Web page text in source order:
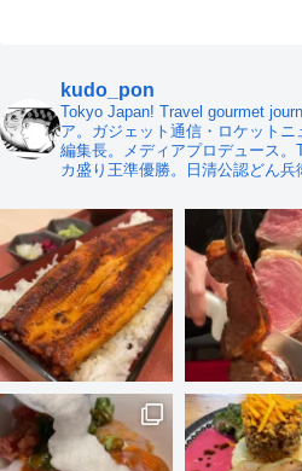
kudo_pon
Tokyo Japan! Travel gourmet
ア。ガジェット通信・ロケット
編集長。メディアプロデュース
カ盛り王準優勝。日清公認どん